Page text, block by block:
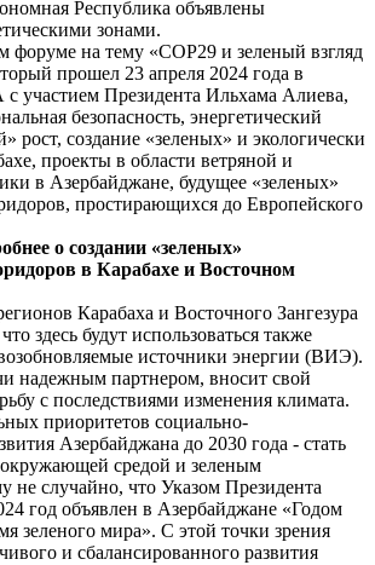
Республика объявлены
зонами.
на тему «COP29 и зеленый взгляд
прошел 23 апреля 2024 года в
участием Президента Ильхама Алиева,
безопасность, энергетический
рост, создание «зеленых» и экологически
проекты в области ветряной и
в Азербайджане, будущее «зеленых»
простирающихся до Европейского
о создании «зеленых»
в Карабахе и Восточном
Карабаха и Восточного Зангезура
здесь будут использоваться также
источники энергии (ВИЭ).
надежным партнером, вносит свой
с последствиями изменения климата.
приоритетов социально-
Азербайджана до 2030 года - стать
окружающей средой и зеленым
не случайно, что Указом Президента
год объявлен в Азербайджане «Годом
зеленого мира». С этой точки зрения
и сбалансированного развития